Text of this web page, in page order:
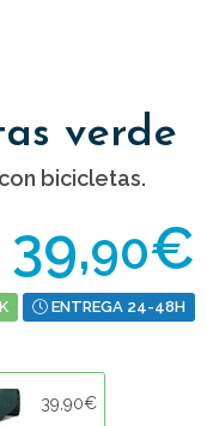
verde
bicicletas.
39,90€
ENTREGA 24-48H
39,90€